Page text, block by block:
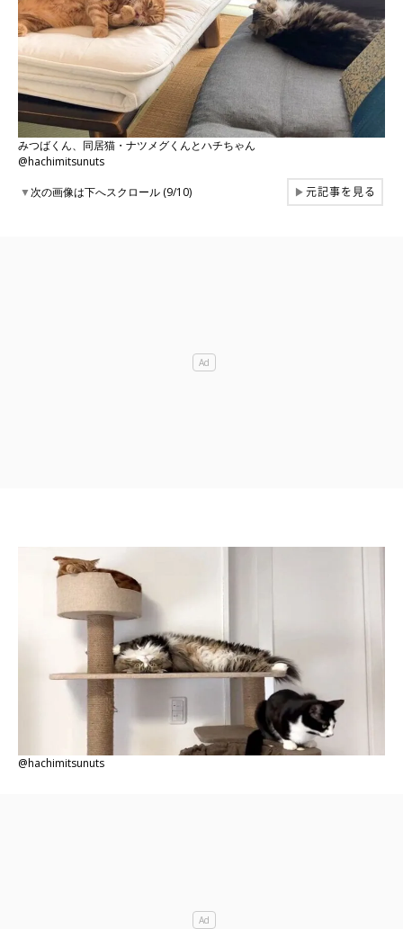
みつばくん、同居猫・ナツメグくんとハチちゃん
@hachimitsunuts
▼次の画像は下へスクロール (9/10) ▶元記事を見る
@hachimitsunuts